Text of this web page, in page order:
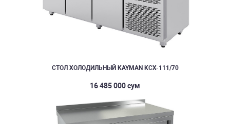
СТОЛ ХОЛОДИЛЬНЫЙ KAYMAN KСХ-111/70
16 485 000 сум